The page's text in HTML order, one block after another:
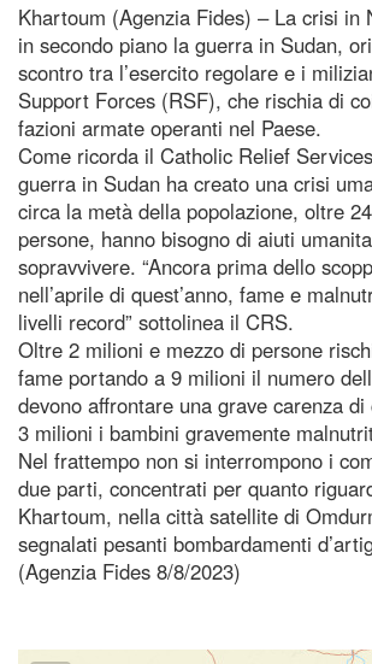
Khartoum (Agenzia Fides) – La crisi in
in secondo piano la guerra in Sudan,
scontro tra l’esercito regolare e i
Support Forces (RSF), che rischia di
fazioni armate operanti nel Paese.
Come ricorda il Catholic Relief
guerra in Sudan ha creato una crisi
circa la metà della popolazione, oltre
persone, hanno bisogno di aiuti
sopravvivere. “Ancora prima dello
nell’aprile di quest’anno, fame e
livelli record” sottolinea il CRS.
Oltre 2 milioni e mezzo di persone
fame portando a 9 milioni il numero
devono affrontare una grave carenza
3 milioni i bambini gravemente
Nel frattempo non si interrompono i
due parti, concentrati per quanto
Khartoum, nella città satellite di
segnalati pesanti bombardamenti
(Agenzia Fides 8/8/2023)